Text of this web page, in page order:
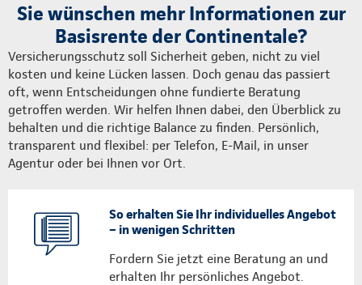
Sie wünschen mehr Informationen zur
Basisrente der Continentale?
Versicherungsschutz soll Sicherheit geben, nicht zu viel
kosten und keine Lücken lassen. Doch genau das passiert
oft, wenn Entscheidungen ohne fundierte Beratung
getroffen werden. Wir helfen Ihnen dabei, den Überblick zu
behalten und die richtige Balance zu finden. Persönlich,
transparent und flexibel: per Telefon, E-Mail, in unser
Agentur oder bei Ihnen vor Ort.
So erhalten Sie Ihr individuelles Angebot
– in wenigen Schritten
Fordern Sie jetzt eine Beratung an und
erhalten Ihr persönliches Angebot.